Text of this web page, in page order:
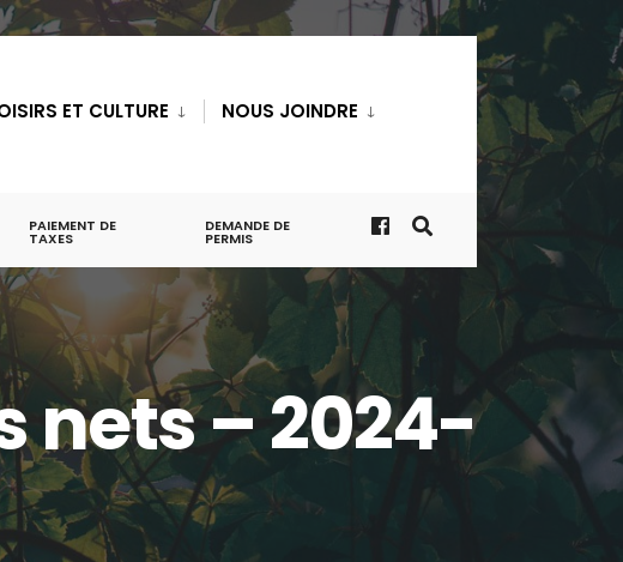
ET CULTURE NOUS JOINDRE
PAIEMENT DE
TAXES
DEMANDE DE
PERMIS
nets – 2024-